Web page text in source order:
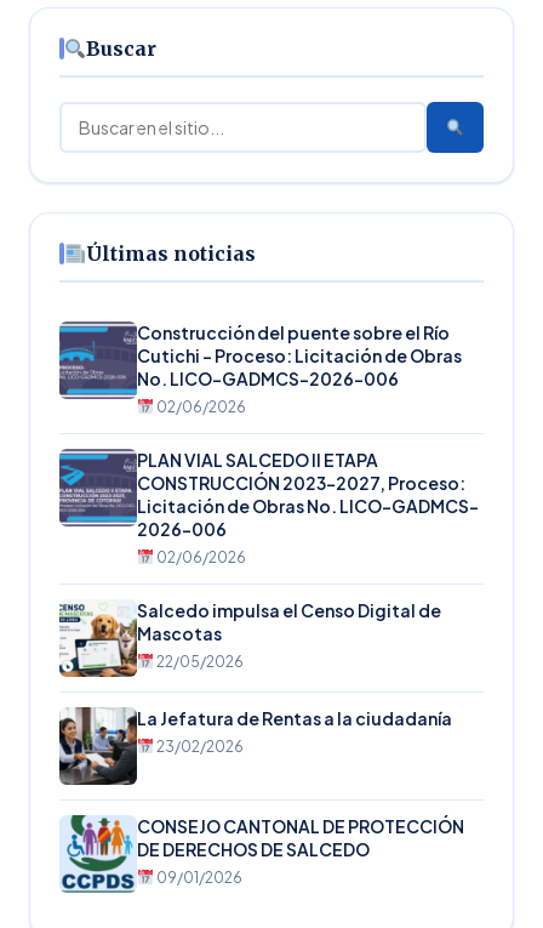
Buscar
Buscar
Últimas noticias
Construcción del puente sobre el Río
Cutichi – Proceso: Licitación de Obras
No. LICO-GADMCS-2026-006
02/06/2026
PLAN VIAL SALCEDO II ETAPA
CONSTRUCCIÓN 2023-2027, Proceso:
Licitación de Obras No. LICO-GADMCS-
2026-006
02/06/2026
Salcedo impulsa el Censo Digital de
Mascotas
22/05/2026
La Jefatura de Rentas a la ciudadanía
23/02/2026
CONSEJO CANTONAL DE PROTECCIÓN
DE DERECHOS DE SALCEDO
09/01/2026